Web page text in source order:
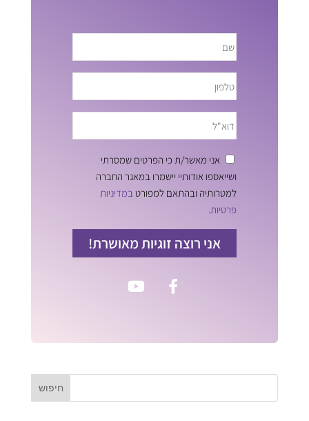
אני מאשר/ת כי הפרטים שמסרתי
ושייאספו אודותיי יישמרו במאגר החברה
למטרותיה ובהתאם למפורט במדיניות
פרטיות.
אני רוצה זוגיות מאושרת!